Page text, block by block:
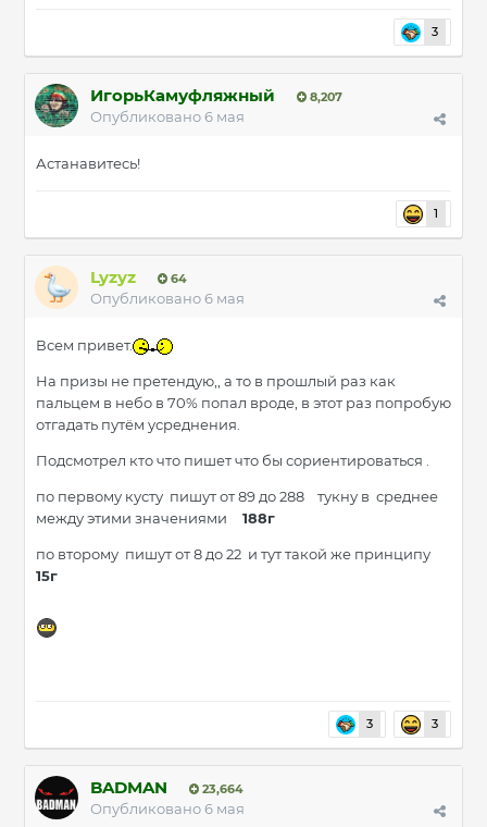
3
ИгорьКамуфляжный 8,207
Опубликовано6 мая
Астанавитесь!
1
Lyzyz 64
Опубликовано6 мая
Всем привет.
На призы не претендую,, а то в прошлый раз как
пальцем в небо в 70% попал вроде, в этот раз попробую
отгадать путём усреднения.
Подсмотрел кто что пишет что бы сориентироваться .
по первому кусту пишут от 89 до 288 тукну в среднее
между этими значениями
188г
по второму пишут от 8 до 22 и тут такой же принципу
15г
3 3
BADMAN 23,664
Опубликовано6 мая